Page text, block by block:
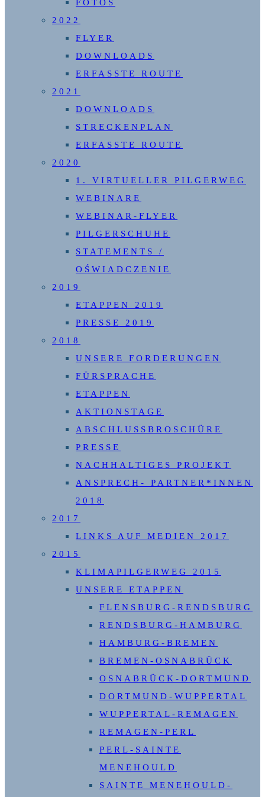
FOTOS
2022
FLYER
DOWNLOADS
ERFASSTE ROUTE
2021
DOWNLOADS
STRECKENPLAN
ERFASSTE ROUTE
2020
1. VIRTUELLER PILGERWEG
WEBINARE
WEBINAR-FLYER
PILGERSCHUHE
STATEMENTS /
OŚWIADCZENIE
2019
ETAPPEN 2019
PRESSE 2019
2018
UNSERE FORDERUNGEN
FÜRSPRACHE
ETAPPEN
AKTIONSTAGE
ABSCHLUSSBROSCHÜRE
PRESSE
NACHHALTIGES PROJEKT
ANSPRECH- PARTNER*INNEN
2018
2017
LINKS AUF MEDIEN 2017
2015
KLIMAPILGERWEG 2015
UNSERE ETAPPEN
FLENSBURG-RENDSBURG
RENDSBURG-HAMBURG
HAMBURG-BREMEN
BREMEN-OSNABRÜCK
OSNABRÜCK-DORTMUND
DORTMUND-WUPPERTAL
WUPPERTAL-REMAGEN
REMAGEN-PERL
PERL-SAINTE
MENEHOULD
SAINTE MENEHOULD-